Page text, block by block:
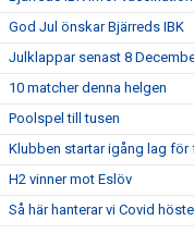
God Jul önskar Bjärreds IBK
Julklappar senast 8
10 matcher denna helgen
Poolspel till tusen
Klubben startar igång lag
H2 vinner mot Eslöv
Så här hanterar vi Covid